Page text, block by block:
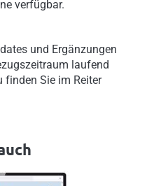
verfügbar.
und Ergänzungen
laufend
finden Sie im Reiter